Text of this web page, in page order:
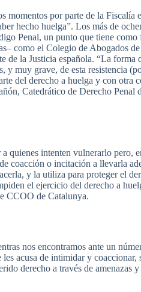
momentos por parte de la Fiscalía
hecho huelga”. Los más de
Penal, un punto que tiene como
– como el Colegio de Abogados de
de la Justicia española. “La forma
, y muy grave, de esta resistencia (
del derecho a huelga y con otra
, Catedrático de Derecho Penal
a quienes intenten vulnerarlo pero,
de coacción o incitación a llevarla
, y la utiliza para protegerel
el ejercicio del derecho a
CCOO de Catalunya.
nos encontramos ante un
les acusa de intimidary coaccionar,
derecho a través de amenazas y